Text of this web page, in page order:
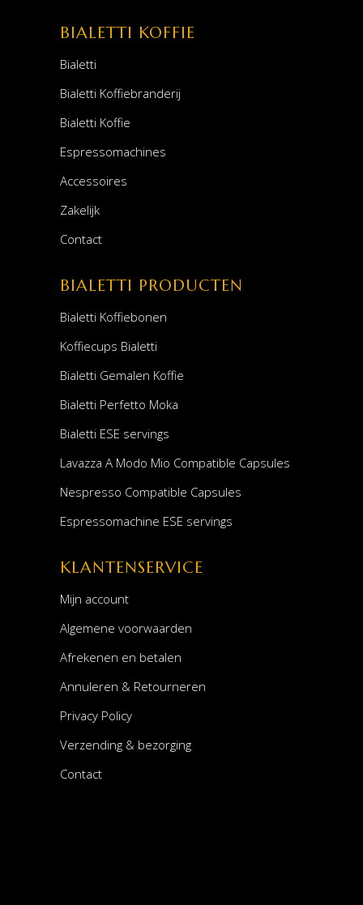
BIALETTI KOFFIE
Bialetti
Bialetti Koffiebranderij
Bialetti Koffie
Espressomachines
Accessoires
Zakelijk
Contact
BIALETTI PRODUCTEN
Bialetti Koffiebonen
Koffiecups Bialetti
Bialetti Gemalen Koffie
Bialetti Perfetto Moka
Bialetti ESE servings
Lavazza A Modo Mio Compatible Capsules
Nespresso Compatible Capsules
Espressomachine ESE servings
KLANTENSERVICE
Mijn account
Algemene voorwaarden
Afrekenen en betalen
Annuleren & Retourneren
Privacy Policy
Verzending & bezorging
Contact